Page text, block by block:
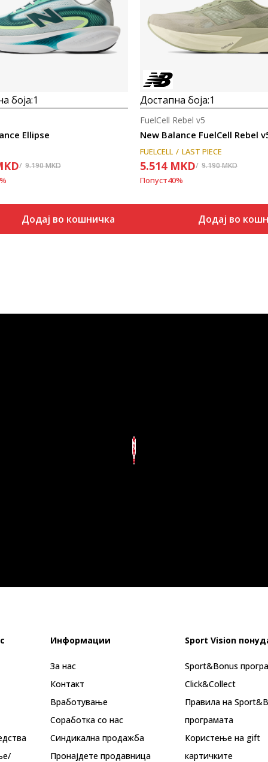
боја:1
Ellipse
9.190MKD
%
Додај во кошничка
Достапна боја:1
New Balance FuelCell Rebel
FuelCell Rebel v5
FUELCELL LAST PIECE
5.514 MKD 9.190MKD
Попуст40%
Додај во
Информации
За нас
Контакт
Вработување
Соработка со нас
Синдикална продажба
Пронајдете продавница
Sport Vision
Sport&Bonus
Click&Collect
Правила на
програмата
Користење на gift
картичките